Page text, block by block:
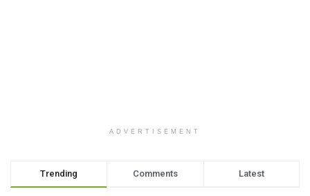
ADVERTISEMENT
Trending Comments Latest